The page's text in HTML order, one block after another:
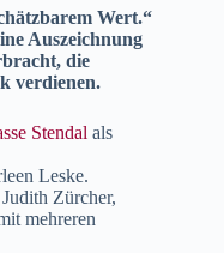
Wert.“
Auszeichnung
die
verdienen.
Stendal als
Leske.
Zürcher,
mehreren